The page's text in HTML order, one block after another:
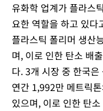
유화학 업계가 플라스
요한 역할을 하고 있다
플라스틱 폴리머 생산
며, 이로 인한 탄소 배
다. 3개 시장 중 한국
연간 1,992만 메트릭
있으며, 이로 인한 탄